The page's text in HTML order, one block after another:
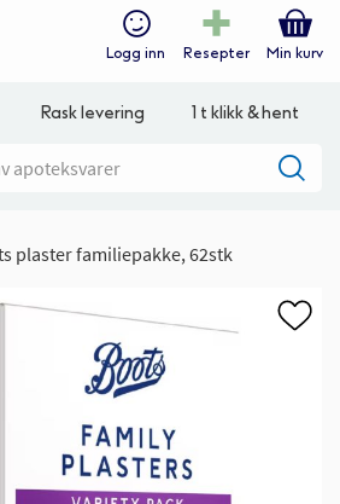
Logg inn Resepter Min kurv
Rask levering 1 t klikk & hent
plaster familiepakke, 62stk